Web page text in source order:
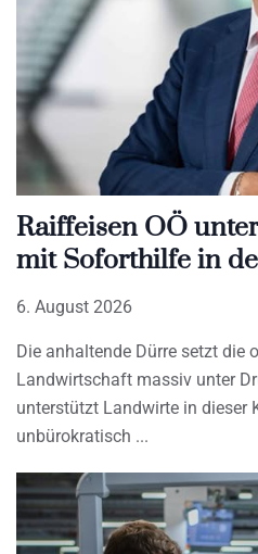
Raiffeisen OÖ
mit Soforthilfe in
6. August 2026
Die anhaltende Dürre setzt die
Landwirtschaft massiv unter
unterstützt Landwirte in dieser
unbürokratisch